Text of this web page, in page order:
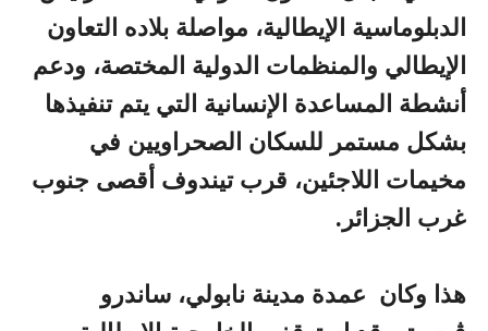
الدبلوماسية الإيطالية، مواصلة بلاده التعاون
الإيطالي والمنظمات الدولية المختصة، ودعم
أنشطة المساعدة الإنسانية التي يتم تنفيذها
بشكل مستمر للسكان الصحراويين في
مخيمات اللاجئين، قرب تيندوف أقصى جنوب
غرب الجزائر.
هذا وكان عمدة مدينة نابولي، ساندرو